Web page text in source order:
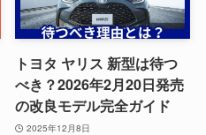
トヨタ ヤリス 新型は待つ
べき？2026年2月20日発売
の改良モデル完全ガイド
2025年12月8日